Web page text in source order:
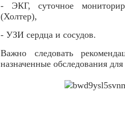
- ЭКГ, суточное
(Холтер),
- УЗИ сердца и сосудов.
Важно следовать
назначенные обследования